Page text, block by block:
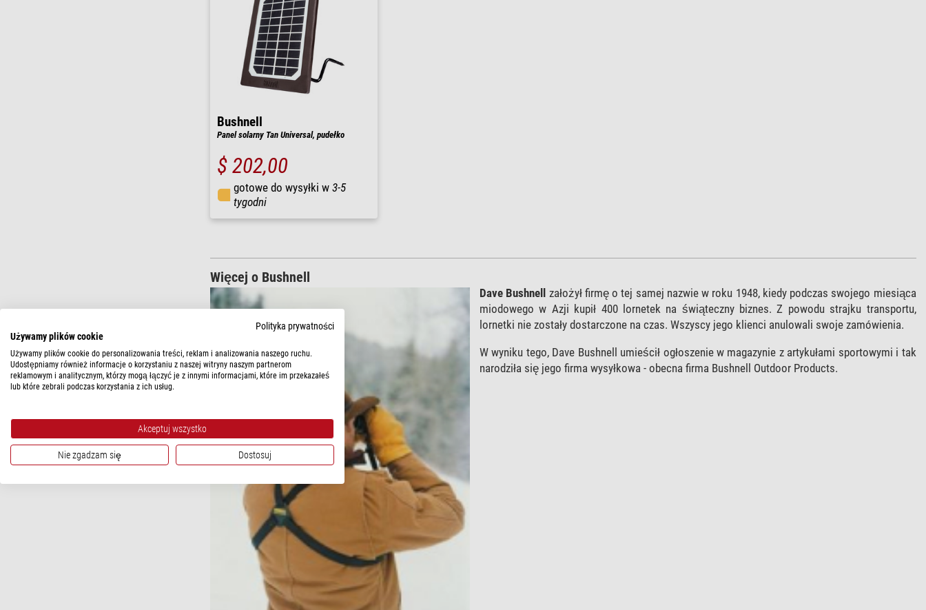
Bushnell
Panel solarny Tan Universal, pudełko
$ 202,00
gotowe do wysyłki w 3-5
tygodni
Więcej o Bushnell
Dave Bushnell
założył firmę o tej samej nazwie w roku 1948, kiedy podczas swojego miesiąca
miodowego w Azji kupił 400 lornetek na świąteczny biznes. Z powodu strajku transportu,
lornetki nie zostały dostarczone na czas. Wszyscy jego klienci anulowali swoje zamówienia.
W wyniku tego, Dave Bushnell umieścił ogłoszenie w magazynie z artykułami sportowymi i tak
narodziła się jego firma wysyłkowa - obecna firma Bushnell Outdoor Products.
Polityka prywatności
Używamy plików cookie
Używamy plików cookie do personalizowania treści, reklam i analizowania naszego ruchu.
Udostępniamy również informacje o korzystaniu z naszej witryny naszym partnerom
reklamowym i analitycznym, którzy mogą łączyć je z innymi informacjami, które im przekazałeś
lub które zebrali podczas korzystania z ich usług.
Akceptuj wszystko
Nie zgadzam się Dostosuj